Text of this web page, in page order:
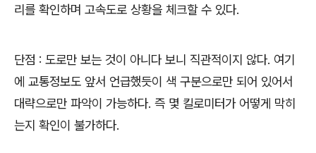
리를 확인하며 고속도로 상황을 체크할 수 있다.
단점 : 도로만 보는 것이 아니다 보니 직관적이지 않다. 여기
에 교통정보도 앞서 언급했듯이 색 구분으로만 되어 있어서
대략으로만 파악이 가능하다. 즉 몇 킬로미터가 어떻게 막히
는지 확인이 불가하다.